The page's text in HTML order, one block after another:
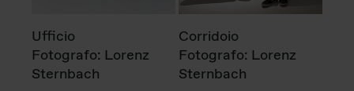
Ufficio
Fotografo: Lorenz
Sternbach
Corridoio
Fotografo: Lorenz
Sternbach